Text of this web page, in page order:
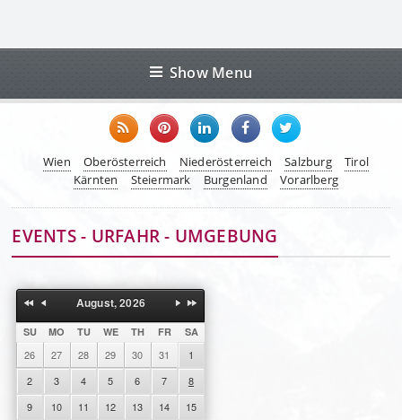
Show Menu
Wien Oberösterreich Niederösterreich Salzburg
Tirol
Kärnten
Steiermark Burgenland Vorarlberg
EVENTS - URFAHR - UMGEBUNG
August, 2026
SU MO TU WE TH FR SA
26 27 28 29 30 31
1
2
3 4 5 6 7
8
9
10 11 12 13 14
15